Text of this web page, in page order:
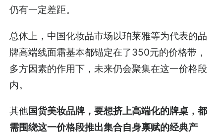
仍有一定差距。
总体上，中国化妆品市场以珀莱雅等为代表的品
牌高端线面霜基本都锚定在了350元的价格带，
多方因素的作用下，未来仍会聚集在这一价格段
内。
其他国货美妆品牌，要想挤上高端化的牌桌，都
需围绕这一价格段推出集合自身禀赋的经典产